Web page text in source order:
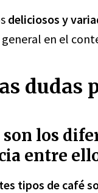
deliciosos y
en el
dudas
son los
entre
tipos de café